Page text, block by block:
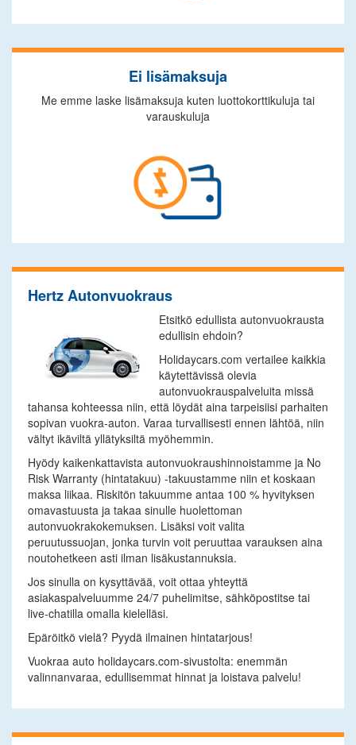
Ei lisämaksuja
Me emme laske lisämaksuja kuten luottokorttikuluja tai
varauskuluja
Hertz Autonvuokraus
Etsitkö edullista autonvuokrausta
edullisin ehdoin?
Holidaycars.com vertailee kaikkia
käytettävissä olevia
autonvuokrauspalveluita missä
tahansa kohteessa niin, että löydät aina tarpeisiisi parhaiten
sopivan vuokra-auton. Varaa turvallisesti ennen lähtöä, niin
vältyt ikäviltä yllätyksiltä myöhemmin.
Hyödy kaikenkattavista autonvuokraushinnoistamme ja No
Risk Warranty (hintatakuu) -takuustamme niin et koskaan
maksa liikaa. Riskitön takuumme antaa 100 % hyvityksen
omavastuusta ja takaa sinulle huolettoman
autonvuokrakokemuksen. Lisäksi voit valita
peruutussuojan, jonka turvin voit peruuttaa varauksen aina
noutohetkeen asti ilman lisäkustannuksia.
Jos sinulla on kysyttävää, voit ottaa yhteyttä
asiakaspalveluumme 24/7 puhelimitse, sähköpostitse tai
live-chatilla omalla kielelläsi.
Epäröitkö vielä? Pyydä ilmainen hintatarjous!
Vuokraa auto holidaycars.com-sivustolta: enemmän
valinnanvaraa, edullisemmat hinnat ja loistava palvelu!